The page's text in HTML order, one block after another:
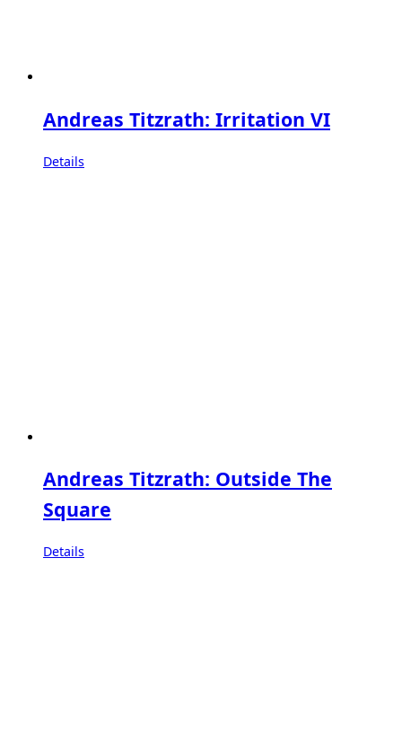
Andreas Titzrath: Irritation VI
Details
Andreas Titzrath: Outside The
Square
Details